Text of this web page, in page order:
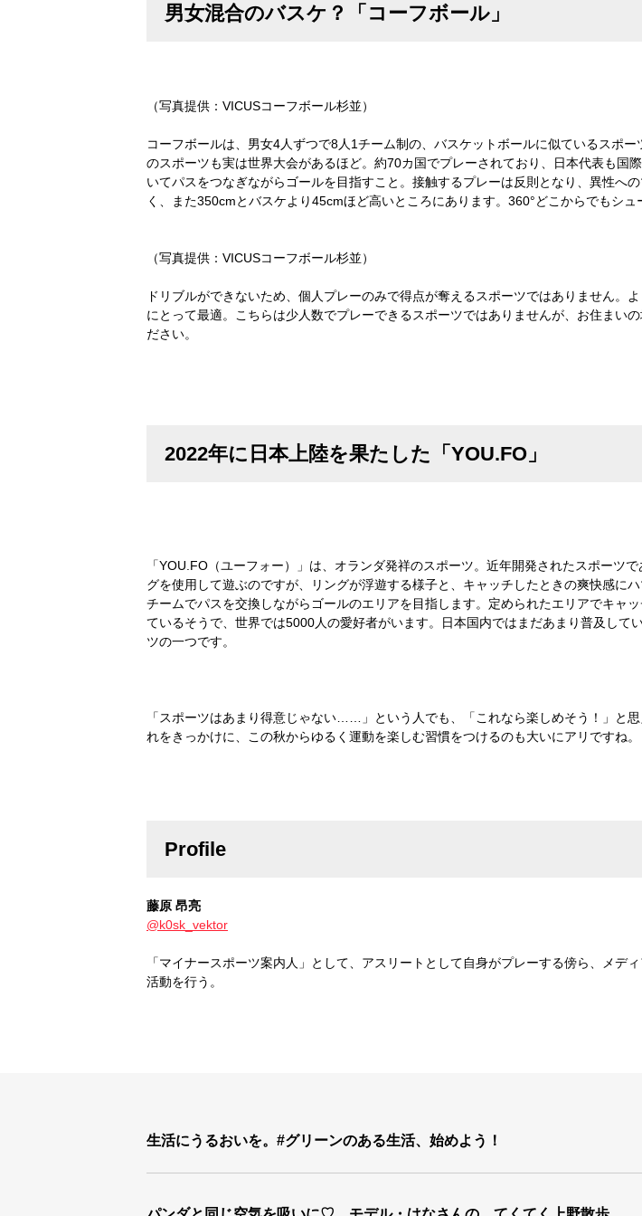
男女混合のバスケ？「コーフボール」
（写真提供：VICUSコーフボール杉並）
コーフボールは、男女4人ずつで8人1チーム制の、バスケットボールに似ているスポ
のスポーツも実は世界大会があるほど。約70カ国でプレーされており、日本代表も国
いてパスをつなぎながらゴールを目指すこと。接触するプレーは反則となり、異性へ
く、また350cmとバスケより45cmほど高いところにあります。360°どこからでもシ
（写真提供：VICUSコーフボール杉並）
ドリブルができないため、個人プレーのみで得点が奪えるスポーツではありません。
にとって最適。こちらは少人数でプレーできるスポーツではありませんが、お住まい
ださい。
2022年に日本上陸を果たした「YOU.FO」
「YOU.FO（ユーフォー）」は、オランダ発祥のスポーツ。近年開発されたスポーツ
グを使用して遊ぶのですが、リングが浮遊する様子と、キャッチしたときの爽快感に
チームでパスを交換しながらゴールのエリアを目指します。定められたエリアでキャ
ているそうで、世界では5000人の愛好者がいます。日本国内ではまだあまり普及し
ツの一つです。
「スポーツはあまり得意じゃない……」という人でも、「これなら楽しめそう！」と
れをきっかけに、この秋からゆるく運動を楽しむ習慣をつけるのも大いにアリですね。
Profile
藤原 昂亮
@k0sk_vektor
「マイナースポーツ案内人」として、アスリートとして自身がプレーする傍ら、メ
活動を行う。
生活にうるおいを。#グリーンのある生活、始めよう！